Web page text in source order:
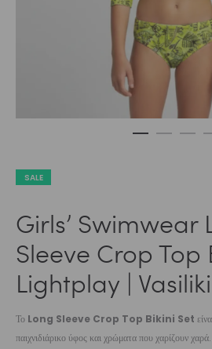
SALE
Girls’ Swimwear
Sleeve Crop Top
Lightplay | Vasiliki
Το Long Sleeve Crop Top Bikini Set
παιχνιδιάρικο ύφος και χρώματα που χαρίζουν